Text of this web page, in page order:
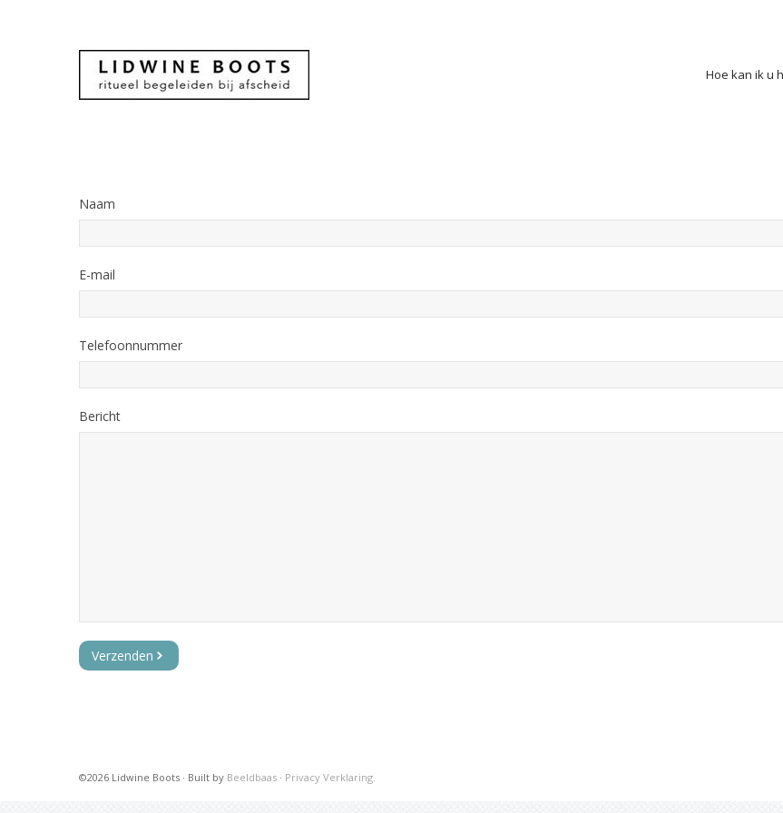
Hoe kan ik u
Naam
E-mail
Telefoonnummer
Bericht
©2026 Lidwine Boots · Built by Beeldbaas · Privacy Verklaring.